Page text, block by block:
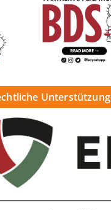
Unterstützung